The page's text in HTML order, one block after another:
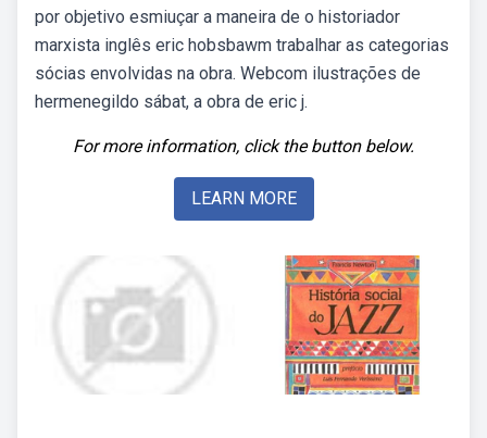
por objetivo esmiuçar a maneira de o historiador
marxista inglês eric hobsbawm trabalhar as categorias
sócias envolvidas na obra. Webcom ilustrações de
hermenegildo sábat, a obra de eric j.
For more information, click the button below.
LEARN MORE